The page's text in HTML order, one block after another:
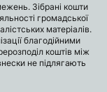
Зібрані кошти
громадської
матеріалів.
благодійними
коштів між
не підлягають